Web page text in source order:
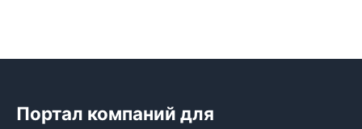
Портал компаний для